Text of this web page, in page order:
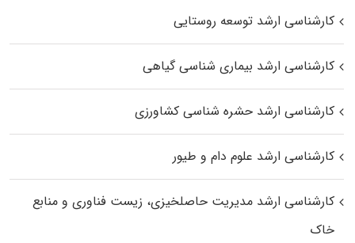
کارشناسی ارشد توسعه روستایی
کارشناسی ارشد بیماری‌ شناسی گیاهی
کارشناسی ارشد حشره‌ شناسی کشاورزی
کارشناسی ارشد علوم دام و طیور
کارشناسی ارشد مدیریت حاصلخیزی، زیست فناوری و منابع
خاک